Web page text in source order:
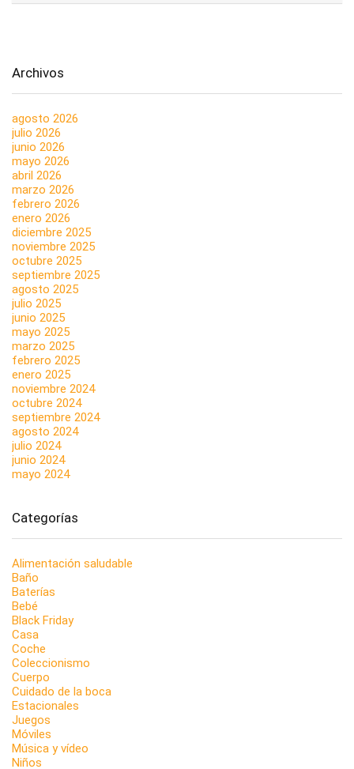
Archivos
agosto 2026
julio 2026
junio 2026
mayo 2026
abril 2026
marzo 2026
febrero 2026
enero 2026
diciembre 2025
noviembre 2025
octubre 2025
septiembre 2025
agosto 2025
julio 2025
junio 2025
mayo 2025
marzo 2025
febrero 2025
enero 2025
noviembre 2024
octubre 2024
septiembre 2024
agosto 2024
julio 2024
junio 2024
mayo 2024
Categorías
Alimentación saludable
Baño
Baterías
Bebé
Black Friday
Casa
Coche
Coleccionismo
Cuerpo
Cuidado de la boca
Estacionales
Juegos
Móviles
Música y vídeo
Niños